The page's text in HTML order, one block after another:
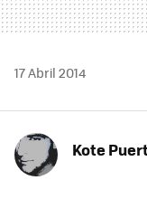
17 Abril 2014
Kote